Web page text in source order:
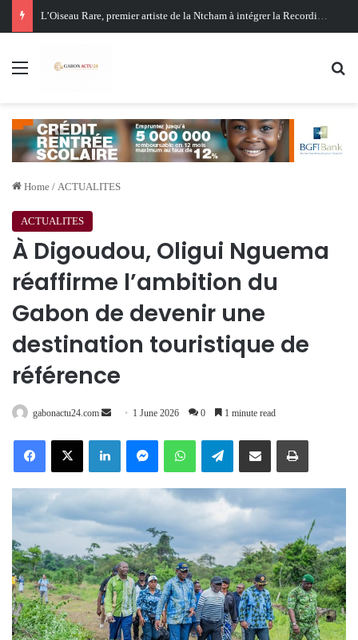
Oligui Nguema au Ghana : Libreville mise sur Accra pour renforcer sa stratégie diplomatique et économique
Menu
Home / ACTUALITES
ACTUALITES
À Digoudou, Oligui Nguema
réaffirme l’ambition du
Gabon de devenir une
destination touristique de
référence
gabonactu24.com
Send 1 June 2026 0 1 minute read
FacebookX LinkedInMessengerWhatsAppTelegramShare via Email Print